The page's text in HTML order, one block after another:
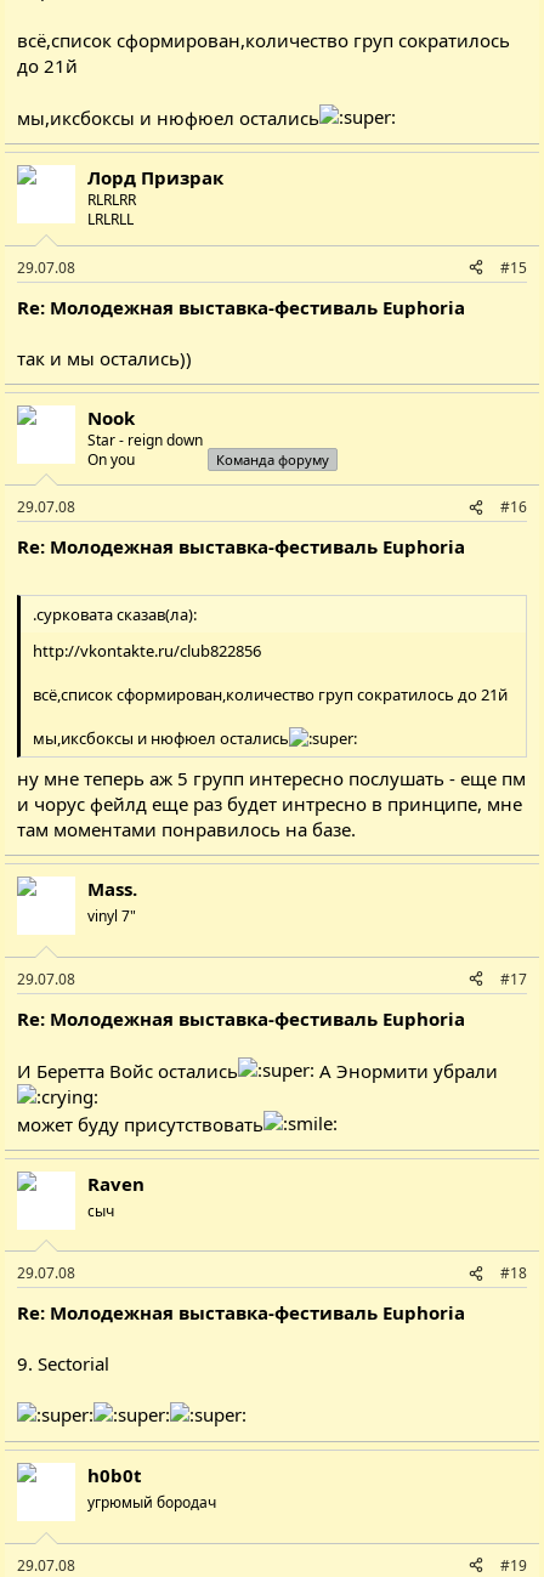
всё,список сформирован,количество груп сократилось
до 21й
мы,иксбоксы и нюфюел остались
Лорд Призрак
RLRLRR
LRLRLL
29.07.08 #15
Re: Молодежная выставка-фестиваль Euphoria
так и мы остались))
Nook
Star - reign down
On you
Команда форуму
29.07.08 #16
Re: Молодежная выставка-фестиваль Euphoria
.сурковата сказав(ла):
http://vkontakte.ru/club822856
всё,список сформирован,количество груп сократилось до 21й
мы,иксбоксы и нюфюел остались
ну мне теперь аж 5 групп интересно послушать - еще пм
и чорус фейлд еще раз будет интресно в принципе, мне
там моментами понравилось на базе.
Mass.
vinyl 7"
29.07.08 #17
Re: Молодежная выставка-фестиваль Euphoria
И Беретта Войс остались А Энормити убрали
может буду присутствовать
Raven
сыч
29.07.08 #18
Re: Молодежная выставка-фестиваль Euphoria
9. Sectorial
h0b0t
угрюмый бородач
29.07.08 #19